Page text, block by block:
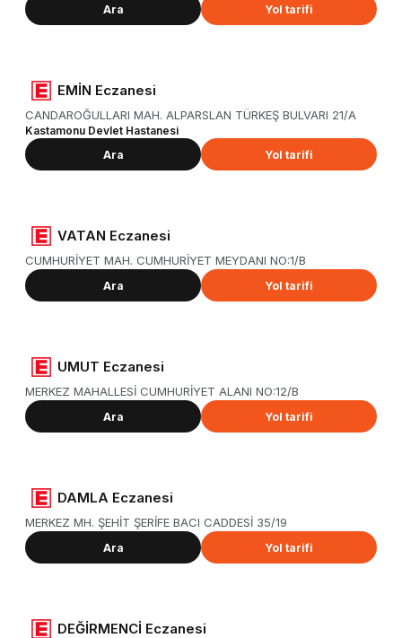
Ara
Yol tarifi
EMİN Eczanesi
CANDAROĞULLARI MAH. ALPARSLAN TÜRKEŞ BULVARI 21/A
Kastamonu Devlet Hastanesi
Ara
Yol tarifi
VATAN Eczanesi
CUMHURİYET MAH. CUMHURİYET MEYDANI NO:1/B
Ara Yol tarifi
UMUT Eczanesi
MERKEZ MAHALLESİ CUMHURİYET ALANI NO:12/B
Ara Yol tarifi
DAMLA Eczanesi
MERKEZ MH. ŞEHİT ŞERİFE BACI CADDESİ 35/19
Ara Yol tarifi
DEĞİRMENCİ Eczanesi